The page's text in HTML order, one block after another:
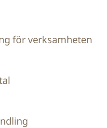
för verksamheten